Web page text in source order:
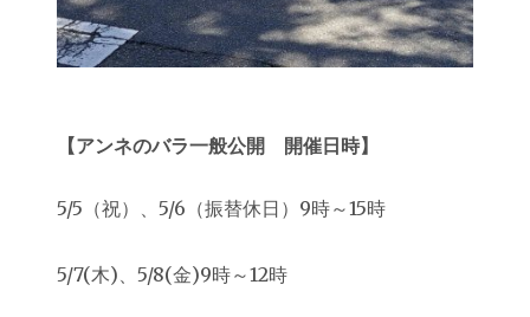
【アンネのバラ一般公開 開催日時】
5/5（祝）、5/6（振替休日）9時～15時
5/7(木)、5/8(金)9時～12時